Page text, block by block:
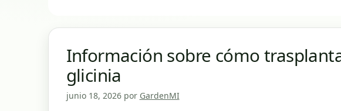
Información sobre cómo
glicinia
junio 18, 2026 por GardenMI